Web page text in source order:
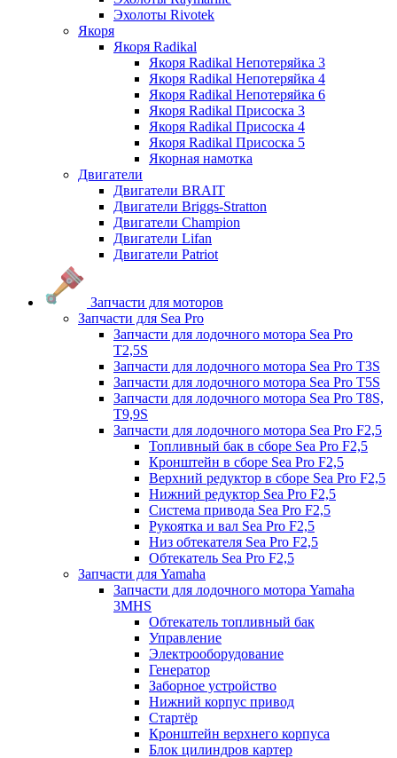
Эхолоты Rivotek
Якоря
Якоря Radikal
Якоря Radikal Непотеряйка 3
Якоря Radikal Непотеряйка 4
Якоря Radikal Непотеряйка 6
Якоря Radikal Присоска 3
Якоря Radikal Присоска 4
Якоря Radikal Присоска 5
Якорная намотка
Двигатели
Двигатели BRAIT
Двигатели Briggs-Stratton
Двигатели Champion
Двигатели Lifan
Двигатели Patriot
Запчасти для моторов
Запчасти для Sea Pro
Запчасти для лодочного мотора Sea Pro
Т2,5S
Запчасти для лодочного мотора Sea Pro Т3S
Запчасти для лодочного мотора Sea Pro Т5S
Запчасти для лодочного мотора Sea Pro Т8S,
T9,9S
Запчасти для лодочного мотора Sea Pro F2,5
Топливный бак в сборе Sea Pro F2,5
Кронштейн в сборе Sea Pro F2,5
Верхний редуктор в сборе Sea Pro F2,5
Нижний редуктор Sea Pro F2,5
Система привода Sea Pro F2,5
Рукоятка и вал Sea Pro F2,5
Низ обтекателя Sea Pro F2,5
Обтекатель Sea Pro F2,5
Запчасти для Yamaha
Запчасти для лодочного мотора Yamaha
3MHS
Обтекатель топливный бак
Управление
Электрооборудование
Генератор
Заборное устройство
Нижний корпус привод
Стартёр
Кронштейн верхнего корпуса
Блок цилиндров картер